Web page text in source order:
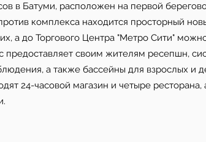
в Батуми, расположен на первой
комплекса находится просторный
а до Торгового Центра "Метро Сити"
предоставляет своим жителям ресепшн,
а также бассейны для взрослых и
24-часовой магазин и четыре